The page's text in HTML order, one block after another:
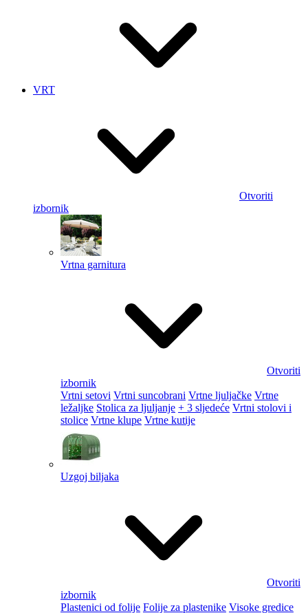
VRT
Otvoriti
izbornik
Vrtna garnitura
Otvoriti
izbornik
Vrtni setovi Vrtni suncobrani Vrtne ljuljačke Vrtne
ležaljke Stolica za ljuljanje + 3 sljedeće Vrtni stolovi i
stolice Vrtne klupe Vrtne kutije
Uzgoj biljaka
Otvoriti
izbornik
Plastenici od folije Folije za plastenike Visoke gredice